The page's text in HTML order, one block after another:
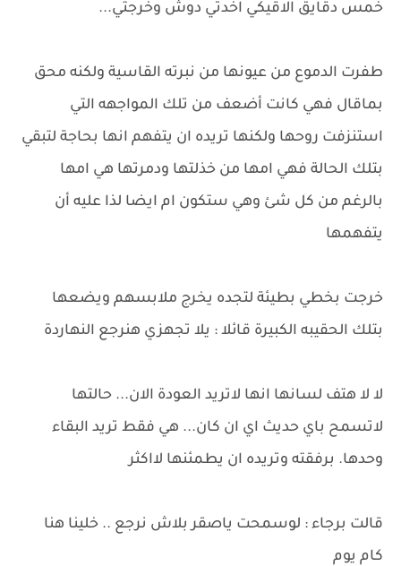
خمس دقايق الاقيكي اخدتي دوش وخرجتي...
طفرت الدموع من عيونها من نبرته القاسية ولكنه محق
بماقال فهي كانت أضعف من تلك المواجهه التي
استنزفت روحها ولكنها تريده ان يتفهم انها بحاجة لتبقي
بتلك الحالة فهي امها من خذلتها ودمرتها هي امها
بالرغم من كل شئ وهي ستكون ام ايضا لذا عليه أن
يتفهمها
خرجت بخطي بطيئة لتجده يخرج ملابسهم ويضعها
بتلك الحقيبه الكبيرة قائلا : يلا تجهزي هنرجع النهاردة
لا لا هتف لسانها انها لاتريد العودة الان... حالتها
لاتسمح باي حديث اي ان كان... هي فقط تريد البقاء
وحدها. برفقته وتريده ان يطمئنها لااكثر
قالت برجاء : لوسمحت ياصقر بلاش نرجع .. خلينا هنا
كام يوم